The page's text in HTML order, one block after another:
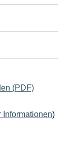
(PDF)
Informationen)